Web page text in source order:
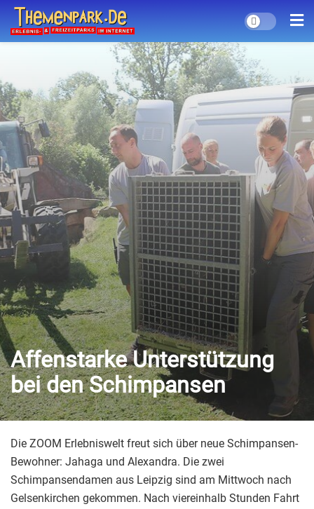
Affenstarke Unterstützung
bei den Schimpansen
Die ZOOM Erlebniswelt freut sich über neue Schimpansen-
Bewohner: Jahaga und Alexandra. Die zwei
Schimpansendamen aus Leipzig sind am Mittwoch nach
Gelsenkirchen gekommen. Nach viereinhalb Stunden Fahrt